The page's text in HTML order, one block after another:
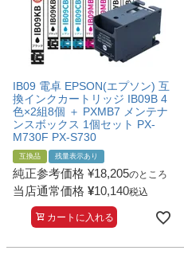
IB09 電卓 EPSON(エプソン) 互
換インクカートリッジ IB09B 4
色×2組8個 ＋ PXMB7 メンテナ
ンスボックス 1個セット PX-
M730F PX-S730
互換品 残量表示あり
純正参考価格 ¥18,205のところ
当店通常価格 ¥10,140税込
カートに入れる